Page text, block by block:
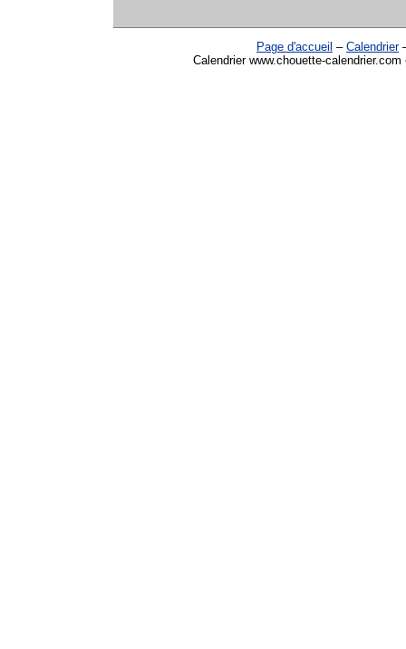
Page d'accueil – Calendrier
Calendrier www.chouette-